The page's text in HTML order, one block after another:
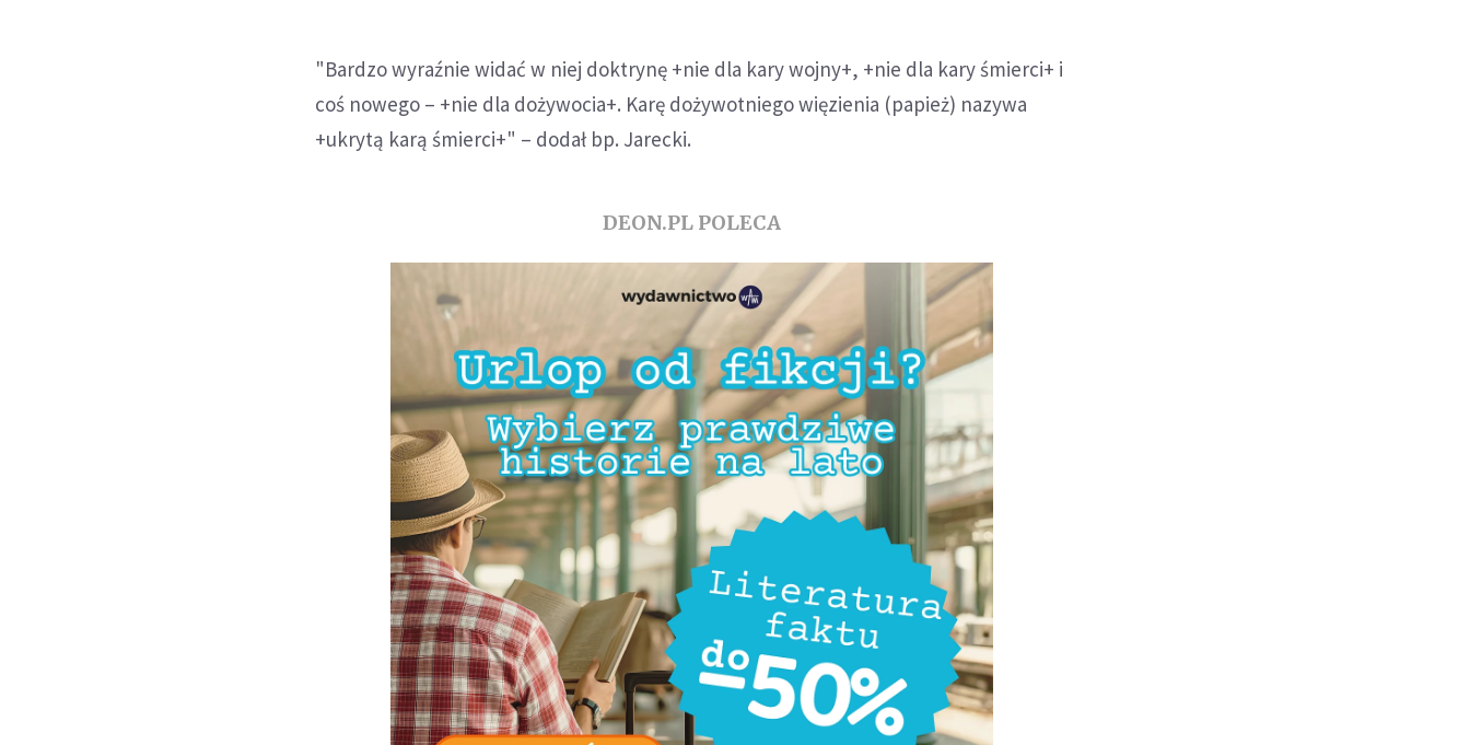
"Bardzo wyraźnie widać w niej doktrynę +nie dla kary wojny+, +nie dla kary śmierci+ i
coś nowego – +nie dla dożywocia+. Karę dożywotniego więzienia (papież) nazywa
+ukrytą karą śmierci+" – dodał bp. Jarecki.
DEON.PL POLECA